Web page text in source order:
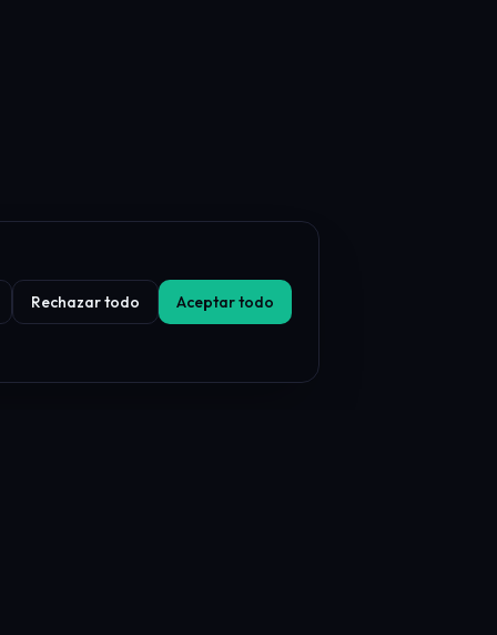
Rechazar todo Aceptar todo